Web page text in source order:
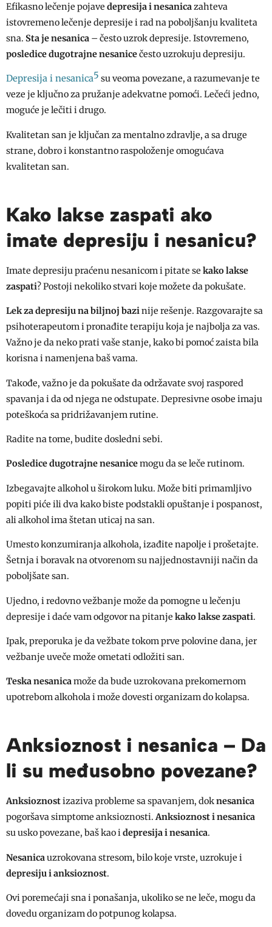
Efikasno lečenje pojave depresija i nesanicazahteva
istovremeno lečenje depresije i rad na poboljšanju kvaliteta
sna. Sta je nesanica – često uzrok depresije. Istovremeno,
posledice dugotrajne nesanicečesto uzrokuju depresiju.
Depresija i nesanica5 su veoma povezane, a razumevanje te
veze je ključno za pružanje adekvatne pomoći. Lečeći jedno,
moguće je lečiti i drugo.
Kvalitetan san je ključan za mentalno zdravlje, a sa druge
strane, dobro i konstantno raspoloženje omogućava
kvalitetan san.
Kako lakse zaspati ako
imate depresiju i nesanicu?
Imate depresiju praćenu nesanicom i pitate se kako lakse
zaspati? Postoji nekoliko stvari koje možete da pokušate.
Lek za depresiju na biljnoj bazinije rešenje. Razgovarajte sa
psihoterapeutom i pronađite terapiju koja je najbolja za vas.
Važno je da neko prati vaše stanje, kako bi pomoć zaista bila
korisna i namenjena baš vama.
Takođe, važno je da pokušate da održavate svoj raspored
spavanja i da od njega ne odstupate. Depresivne osobe imaju
poteškoća sa pridrižavanjem rutine.
Radite na tome, budite dosledni sebi.
Posledice dugotrajne nesanicemogu da se leče rutinom.
Izbegavajte alkohol u širokom luku. Može biti primamljivo
popiti piće ili dva kako biste podstakli opuštanje i pospanost,
ali alkohol ima štetan uticaj na san.
Umesto konzumiranja alkohola, izađite napolje i prošetajte.
Šetnja i boravak na otvorenom su najjednostavniji način da
poboljšate san.
Ujedno, i redovno vežbanje može da pomogne u lečenju
depresije i daće vam odgovor na pitanje kako lakse zaspati.
Ipak, preporuka je da vežbate tokom prve polovine dana, jer
vežbanje uveče može ometati odložiti san.
Teska nesanicamože da bude uzrokovana prekomernom
upotrebom alkohola i može dovesti organizam do kolapsa.
Anksioznost i nesanica – Da
li su međusobno povezane?
Anksioznostizaziva probleme sa spavanjem, doknesanica
pogoršava simptome anksioznosti.Anksioznost i nesanica
su usko povezane, baš kao idepresija i nesanica.
Nesanicauzrokovana stresom, bilo koje vrste, uzrokuje i
depresiju i anksioznost.
Ovi poremećaji sna i ponašanja, ukoliko se ne leče, mogu da
dovedu organizam do potpunog kolapsa.